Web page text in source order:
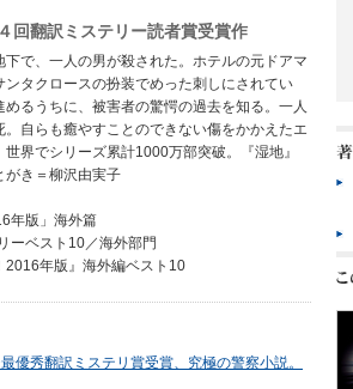
回翻訳ミステリー読者賞受賞作
で、一人の男が殺された。ホテルの元ドアマ
タクロースの扮装でめった刺しにされてい
るうちに、被害者の驚愕の過去を知る。一人
自らも癒やすことのできない傷をかかえたエ
界でシリーズ累計1000万部突破。『湿地』
がき＝柳沢由実子
年版」海外篇
ーベスト10／海外部門
2016年版』海外編ベスト10
優秀翻訳ミステリ賞受賞、究極の警察小説。